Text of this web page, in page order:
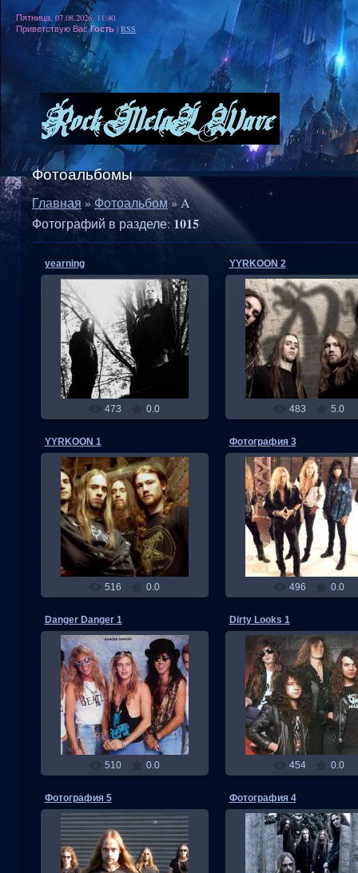
Пятница, 07.08.2026, 11:40
Приветствую Вас Гость | RSS
Фотоальбомы
Главная»Фотоальбом» A
Фотографий в разделе:1015
yearning
05.11.2013
RMW
473 0.0
YYRKOON 2
05.11.2013
RMW
483 5.0
YYRKOON 1
05.11.2013
RMW
516 0.0
Фотография 3
04.11.2013
RMW
496 0.0
Danger Danger 1
04.11.2013
RMW
510 0.0
Dirty Looks 1
04.11.2013
RMW
454 0.0
Фотография 5
04.11.2013
Фотография 4
04.11.2013